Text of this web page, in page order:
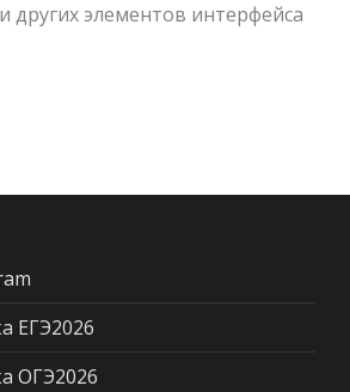
других элементов интерфейса
ЕГЭ2026
ОГЭ2026